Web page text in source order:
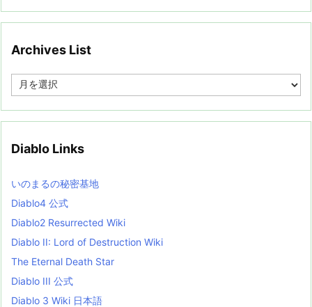
Archives List
e
i
s
t
Diablo Links
いのまるの秘密基地
Diablo4 公式
Diablo2 Resurrected Wiki
Diablo II: Lord of Destruction Wiki
The Eternal Death Star
Diablo III 公式
Diablo 3 Wiki 日本語